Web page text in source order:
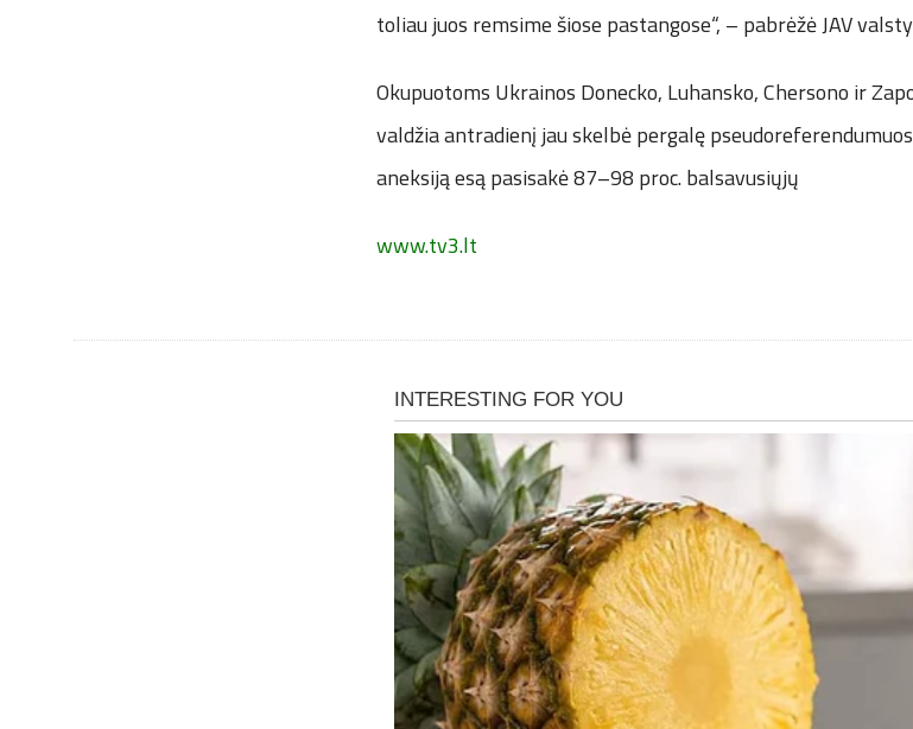
toliau juos remsime šiose pastangose“, – pabrėžė JAV
Okupuotoms Ukrainos Donecko, Luhansko, Chersono ir
valdžia antradienį jau skelbė pergalę
aneksiją esą pasisakė 87–98 proc. balsavusiųjų
www.tv3.lt